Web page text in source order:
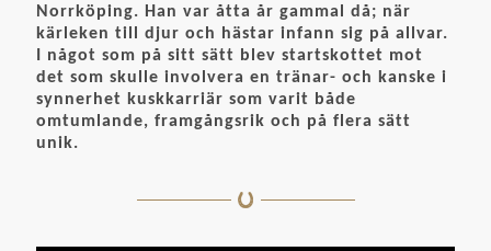
Norrköping. Han var åtta år gammal då; när
kärleken till djur och hästar infann sig på allvar.
I något som på sitt sätt blev startskottet mot
det som skulle involvera en tränar- och kanske i
synnerhet kuskkarriär som varit både
omtumlande, framgångsrik och på flera sätt
unik.